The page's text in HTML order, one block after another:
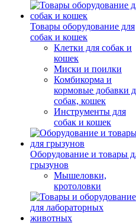
Товары оборудование для
собак и кошек
Клетки для собак и
кошек
Миски и поилки
Комбикорма и
кормовые добавки
собак, кошек
Инструменты для
собак и кошек
Оборудование и товары
грызунов
Мышеловки,
кротоловки